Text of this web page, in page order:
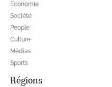
Economie
Société
People
Culture
Médias
Sports
Régions